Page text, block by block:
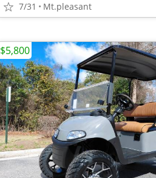
7/31 Mt.pleasant
$5,800